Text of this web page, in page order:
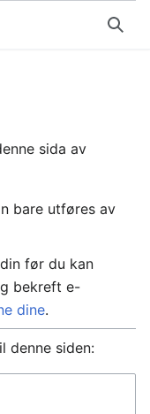
Søk
sida av
bare utføres av
før du kan
bekreft e-
dine.
denne siden: